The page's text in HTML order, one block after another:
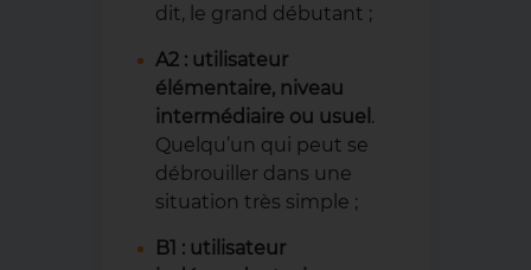
dit, le grand débutant ;
A2 : utilisateur
élémentaire, niveau
intermédiaire ou usuel .
Quelqu’un qui peut se
débrouiller dans une
situation très simple ;
B1 : utilisateur